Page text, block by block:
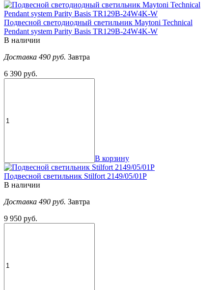
Подвесной светодиодный светильник Maytoni Technical
Pendant system Parity Basis TR129B-24W4K-W
В наличии
Доставка 490 руб. Завтра
6 390 руб.
В корзину
Подвесной светильник Stilfort 2149/05/01P
В наличии
Доставка 490 руб. Завтра
9 950 руб.